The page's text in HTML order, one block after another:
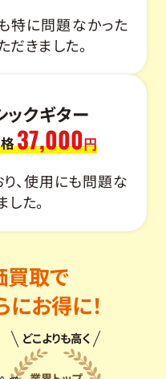
特に問題なかった
きました。
ックギター
37,000円
、使用にも問題な
た。
買取で
お得に！
どこよりも高く